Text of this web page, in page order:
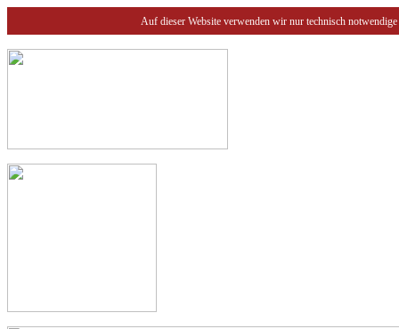
Auf dieser Website verwenden wir nur technisch